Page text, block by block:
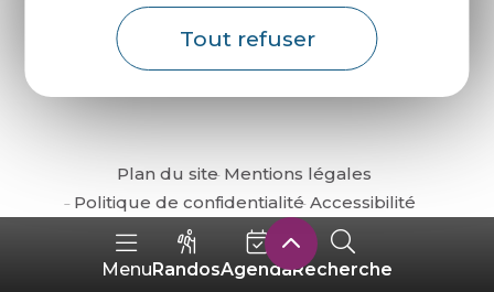
Tout refuser
MenuRandosAgendaRecherche
Comment venir ?
Plan du site Mentions légales
Politique de confidentialité Accessibilité